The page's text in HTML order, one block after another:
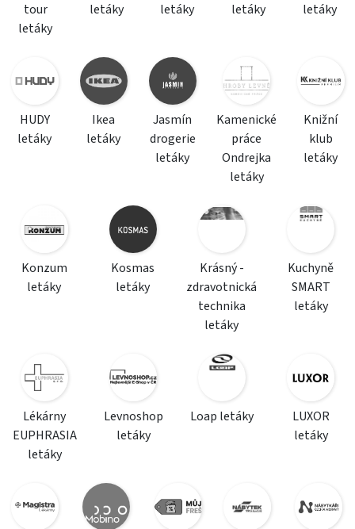
tour
letáky
letáky
letáky
letáky
letáky
HUDY
letáky
Ikea
letáky
Jasmín
drogerie
letáky
Kamenické
práce
Ondrejka
letáky
Knižní
klub
letáky
Konzum
letáky
Kosmas
letáky
Krásný -
zdravotnická
technika
letáky
Kuchyně
SMART
letáky
Lékárny
EUPHRASIA
letáky
Levnoshop
letáky
Loap letáky
LUXOR
letáky